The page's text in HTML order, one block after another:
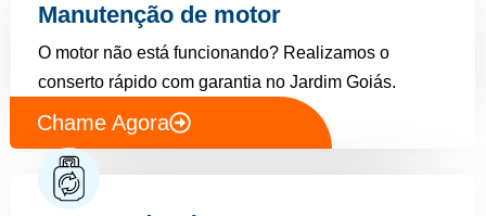
Manutenção de motor
O motor não está funcionando? Realizamos o
conserto rápido com garantia no Jardim Goiás.
Chame Agora